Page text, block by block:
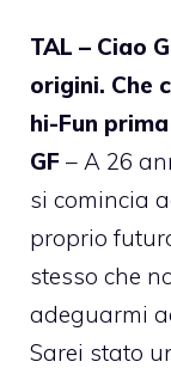
TAL – Ciao
origini. Che
hi-Fun
GF – A 26
si comincia
proprio
stesso che
adeguarmi
Sarei stato